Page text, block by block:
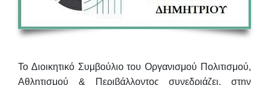
Το Διοικητικό Συμβούλιο του Οργανισμού Πολιτισμού,
Αθλητισμού & Περιβάλλοντος συνεδριάζει, στην